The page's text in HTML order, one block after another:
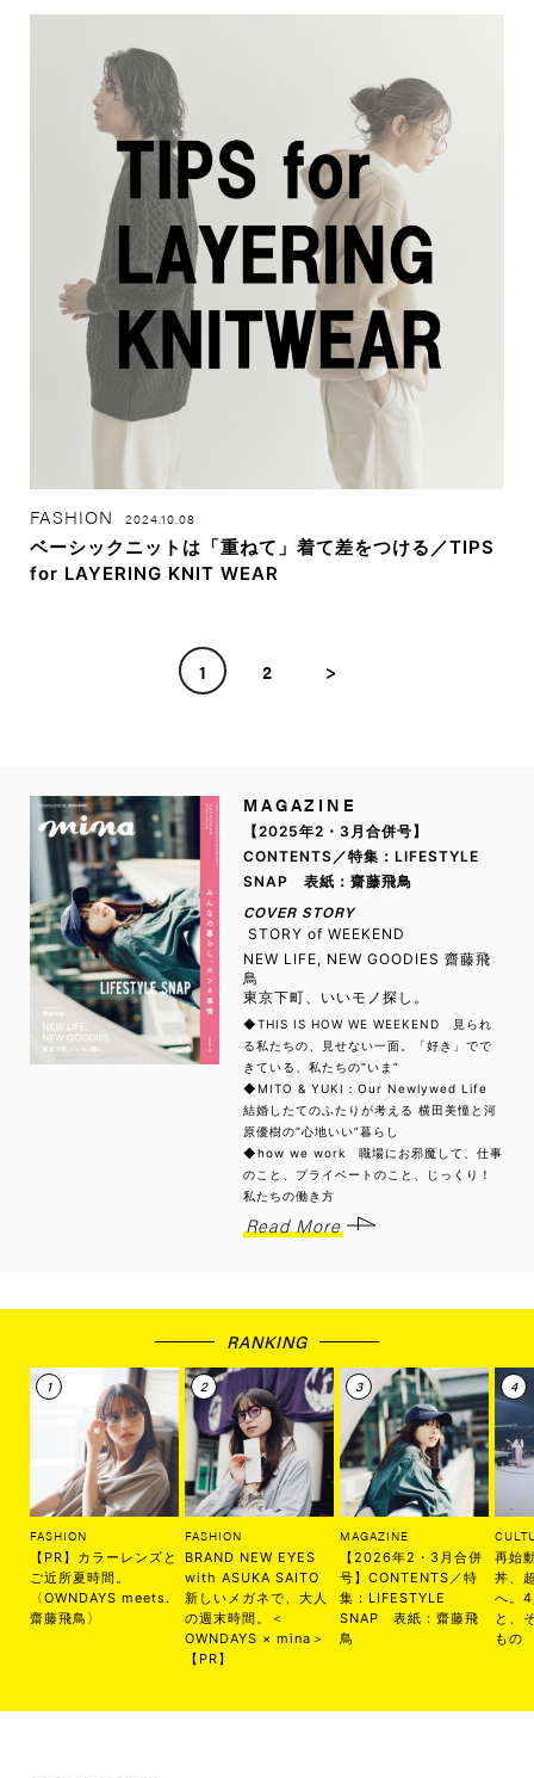
FASHION 2024.10.08
ベーシックニットは「重ねて」着て差をつける／TIPS
for LAYERING KNIT WEAR
1 2 >
MAGAZINE
【2025年2・3月合併号】
CONTENTS／特集：LIFESTYLE
SNAP 表紙：齋藤飛鳥
COVER STORY
STORY of WEEKEND
NEW LIFE, NEW GOODIES 齋藤飛
鳥
東京下町、いいモノ探し。
◆THIS IS HOW WE WEEKEND 見られ
る私たちの、見せない一面。「好き」でで
きている、私たちの“いま”
◆MITO & YUKI：Our Newlywed Life
結婚したてのふたりが考える 横田美憧と河
原優樹の“心地いい”暮らし
◆how we work 職場にお邪魔して、仕事
のこと、プライベートのこと、じっくり！
私たちの働き方
Read More
RANKING
FASHION
【PR】カラーレンズと
ご近所夏時間。
〈OWNDAYS meets.
齋藤飛鳥〉
FASHION
BRAND NEW EYES
with ASUKA SAITO
新しいメガネで、大人
の週末時間。＜
OWNDAYS × mina＞
【PR】
MAGAZINE
【2026年2・3月合併
号】CONTENTS／特
集：LIFESTYLE
SNAP 表紙：齋藤飛
鳥
再始
丼、
へ。
と、
もの